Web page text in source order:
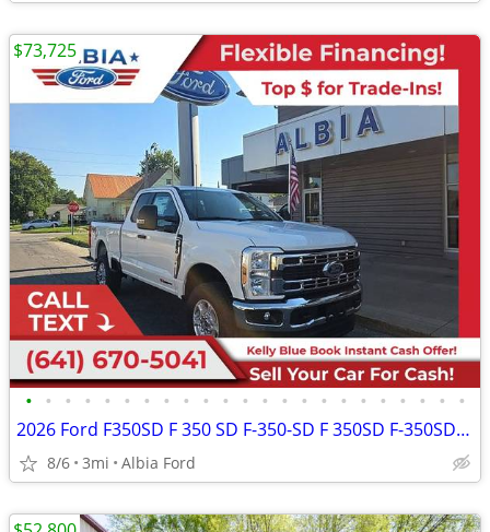
• • • • • • • • • • • • • • • • • • • • • • •
2026 Ford F350SD F 350 SD F-350-SD F 350SD F-350SD XLTExtended Cab
8/6 3mi Albia Ford
$73,725